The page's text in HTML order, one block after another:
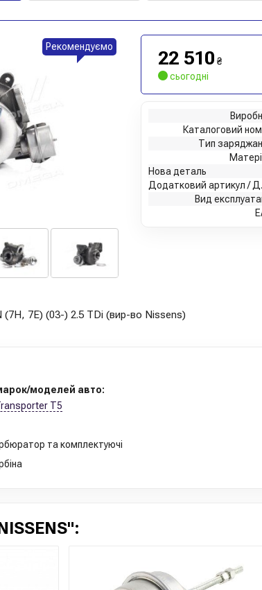
Рекомендуємо
22 510 ₴
сьогодні
Каталоговий
Тип
Нова деталь
Вид
(7H, 7E) (03-) 2.5 TDi (вир-во Nissens)
моделей авто:
T5
та комплектуючі